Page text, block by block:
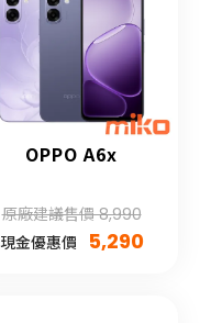
OPPO A6x
原廠建議售價 8,990
現金優惠價
5,290